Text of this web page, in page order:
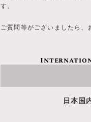
す。
ご質問等がございましたら、
日本国